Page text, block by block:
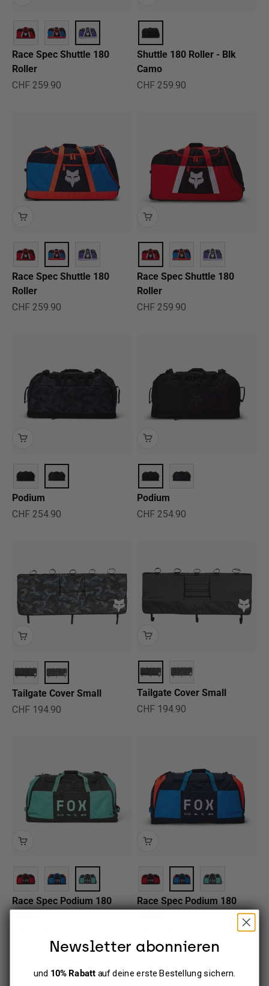
Race Spec Shuttle 180
Roller
Angebot
CHF 259.90
Shuttle 180 Roller - Blk
Camo
Angebot
CHF 259.90
Race Spec Shuttle 180
Roller
Angebot
CHF 259.90
Race Spec Shuttle 180
Roller
Angebot
CHF 259.90
Podium
Angebot
CHF 254.90
Podium
Angebot
CHF 254.90
Tailgate Cover Small
Angebot
CHF 194.90
Tailgate Cover Small
Angebot
CHF 194.90
Race Spec Podium 180
Race Spec Podium 180
Newsletter abonnieren
und 10% Rabatt auf deine erste Bestellung sichern.